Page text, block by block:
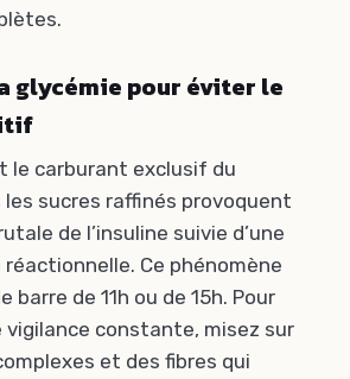
glycémie pour éviter le
le carburant exclusif du
les sucres raffinés provoquent
de l’insuline suivie d’une
Ce phénomène
barre de 11h ou de 15h. Pour
vigilance constante, misez sur
et des fibres qui